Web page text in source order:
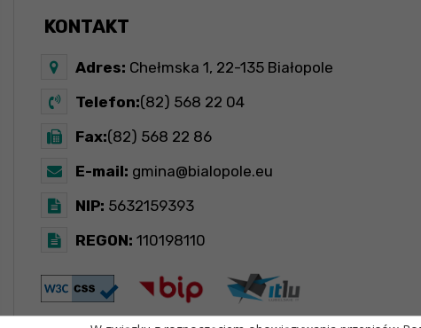
KONTAKT
Adres: Chełmska 1, 22-135 Białopole
Telefon:(82) 568 22 04
Fax:(82) 568 22 86
E-mail: gmina@bialopole.eu
NIP: 5632159393
REGON: 110198110